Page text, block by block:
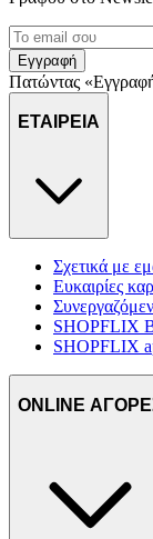
Εγγραφή
Πατώντας
ΕΤΑΙΡΕΙΑ
Σχετικά με
Ευκαιρίες
SHOPFLIX
SHOPFLIX
ONLINE